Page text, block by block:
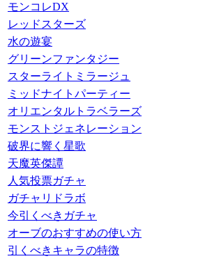
モンコレDX
レッドスターズ
水の遊宴
グリーンファンタジー
スターライトミラージュ
ミッドナイトパーティー
オリエンタルトラベラーズ
モンストジェネレーション
破界に響く星歌
天魔英傑譚
人気投票ガチャ
ガチャリドラボ
今引くべきガチャ
オーブのおすすめの使い方
引くべきキャラの特徴